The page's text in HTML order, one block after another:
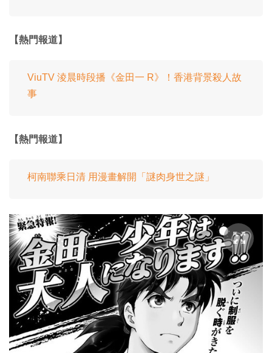
【熱門報道】
ViuTV 淩晨時段播《金田一 R》！香港背景殺人故
事
【熱門報道】
柯南聯乘日清 用漫畫解開「謎肉身世之謎」